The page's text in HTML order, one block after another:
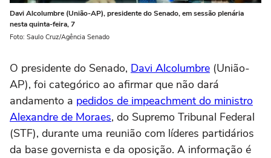
Davi Alcolumbre (União-AP), presidente do Senado, em sessão plenária
nesta quinta-feira, 7
Foto: Saulo Cruz/Agência Senado
O presidente do Senado, Davi Alcolumbre (União-
AP), foi categórico ao afirmar que não dará
andamento a pedidos de impeachment do ministro
Alexandre de Moraes, do Supremo Tribunal Federal
(STF), durante uma reunião com líderes partidários
da base governista e da oposição. A informação é